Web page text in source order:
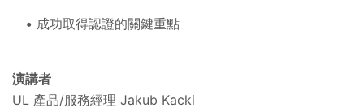
成功取得認證的關鍵重點
演講者
UL 產品/服務經理 Jakub Kacki